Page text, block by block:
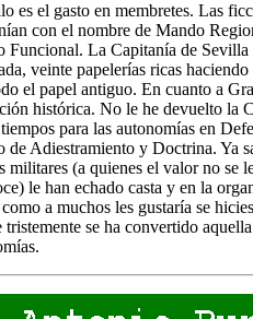
es el gasto en membretes. Las
con el nombre de Mando
Funcional. La Capitanía de
veinte papelerías ricas
el papel antiguo. En cuanto a
histórica. No le he devuelto la
para las autonomías en
de Adiestramiento y Doctrina. Ya
militares (a quienes el valor no se
le han echado casta y en la
a muchos les gustaría se
tristemente se ha convertido